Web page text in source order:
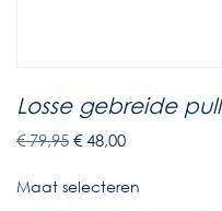
Losse gebreide pull
€79,95 €48,00
Maat selecteren